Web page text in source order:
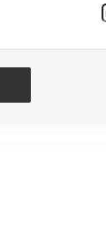
Share via Email